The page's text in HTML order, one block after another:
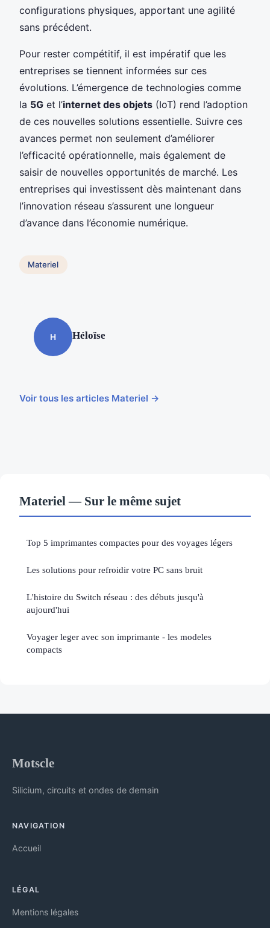
configurations physiques, apportant une agilité
sans précédent.
Pour rester compétitif, il est impératif que les
entreprises se tiennent informées sur ces
évolutions. L’émergence de technologies comme
la 5G et l’internet des objets (IoT) rend l’adoption
de ces nouvelles solutions essentielle. Suivre ces
avances permet non seulement d’améliorer
l’efficacité opérationnelle, mais également de
saisir de nouvelles opportunités de marché. Les
entreprises qui investissent dès maintenant dans
l’innovation réseau s’assurent une longueur
d’avance dans l’économie numérique.
Materiel
H Héloïse
Voir tous les articles Materiel →
Materiel — Sur le même sujet
Top 5 imprimantes compactes pour des voyages légers
Les solutions pour refroidir votre PC sans bruit
L'histoire du Switch réseau : des débuts jusqu'à
aujourd'hui
Voyager leger avec son imprimante - les modeles
compacts
Motscle
Silicium, circuits et ondes de demain
NAVIGATION
Accueil
LÉGAL
Mentions légales